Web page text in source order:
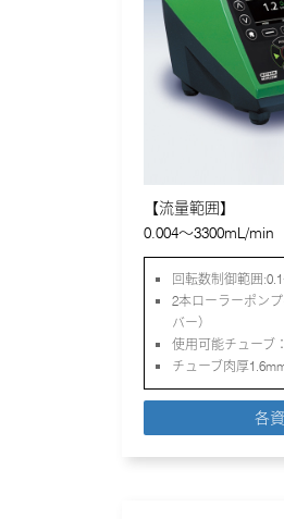
【流量範囲】
0.004～3300mL/min
回転数制御範囲
2本ローラーポン
バー）
使用可能チューブ
チューブ肉厚
各